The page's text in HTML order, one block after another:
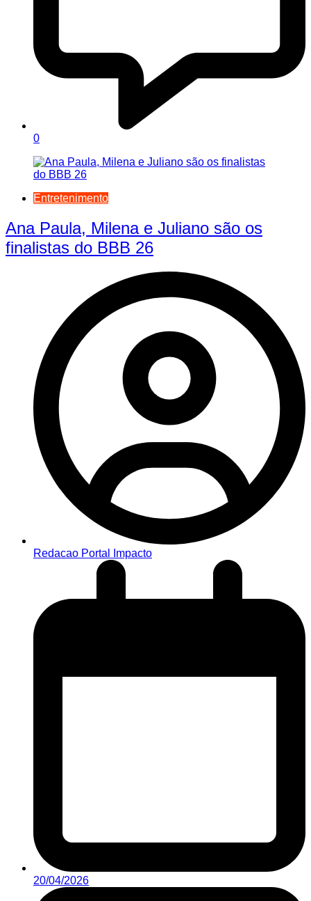
0
Entretenimento
Ana Paula, Milena e Juliano são os
finalistas do BBB 26
Redacao Portal Impacto
20/04/2026